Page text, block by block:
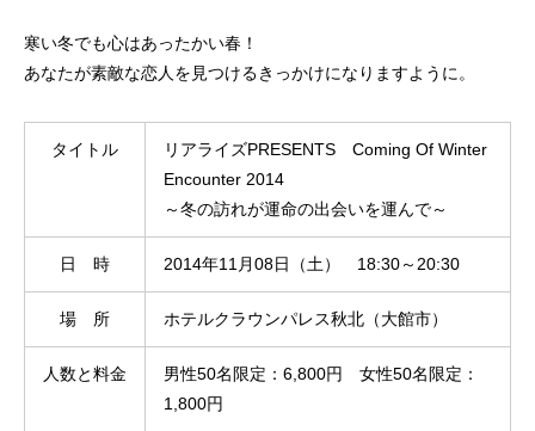
寒い冬でも心はあったかい春！
あなたが素敵な恋人を見つけるきっかけになりますように。
タイトル
リアライズPRESENTS Coming Of Winter
Encounter 2014
～冬の訪れが運命の出会いを運んで～
日 時 2014年11月08日（土） 18:30～20:30
場 所 ホテルクラウンパレス秋北（大館市）
人数と料金
男性50名限定：6,800円 女性50名限定：
1,800円